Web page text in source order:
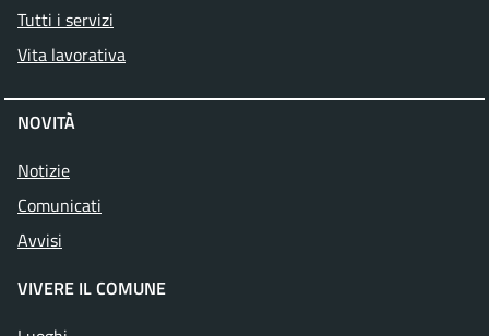
Tutti i servizi
Vita lavorativa
NOVITÀ
Notizie
Comunicati
Avvisi
VIVERE IL COMUNE